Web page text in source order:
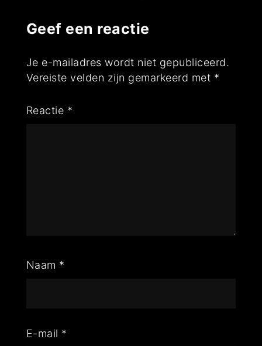
Geef een reactie
Je e-mailadres wordt niet gepubliceerd.
Vereiste velden zijn gemarkeerd met *
Reactie *
Naam *
E-mail *